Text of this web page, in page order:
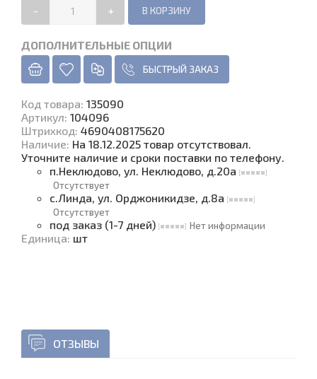
- +
ДОПОЛНИТЕЛЬНЫЕ ОПЦИИ
БЫСТРЫЙ ЗАКАЗ
Код товара: 135090
Артикул: 104096
Штрихкод: 4690408175620
Наличие: На 18.12.2025 товар отсутствовал.
Уточните наличие и сроки поставки по телефону.
п.Неклюдово, ул. Неклюдово, д.20а
Отсутствует
с.Линда, ул. Орджоникидзе, д.8а
Отсутствует
под заказ (1-7 дней) Нет информации
Единица: шт
ОТЗЫВЫ